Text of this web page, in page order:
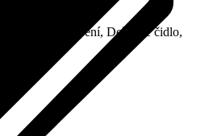
Senzor sklopení, Dešťové čidlo,